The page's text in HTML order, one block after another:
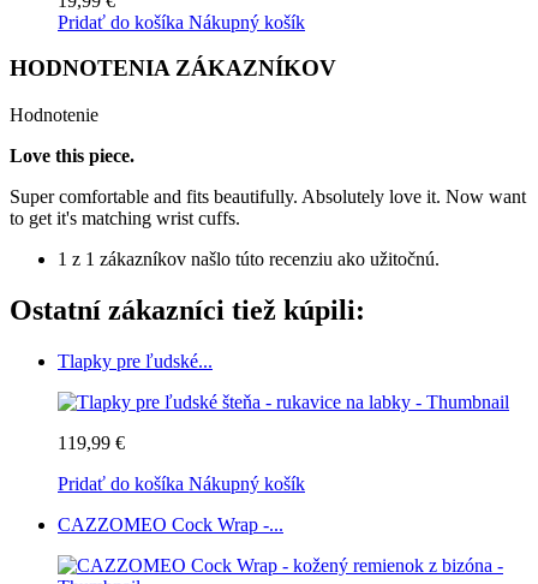
Pridať do košíka Nákupný košík
HODNOTENIA ZÁKAZNÍKOV
Hodnotenie
Love this piece.
Super comfortable and fits beautifully. Absolutely love it. Now want
to get it's matching wrist cuffs.
1 z 1 zákazníkov našlo túto recenziu ako užitočnú.
Ostatní zákazníci tiež kúpili:
Tlapky pre ľudské...
119,99 €
Pridať do košíka Nákupný košík
CAZZOMEO Cock Wrap -...